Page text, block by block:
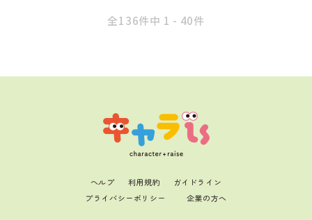
全136件中 1 - 40件
ヘルプ 利用規約
ガイドライン
プライバシーポリシー
企業の方へ